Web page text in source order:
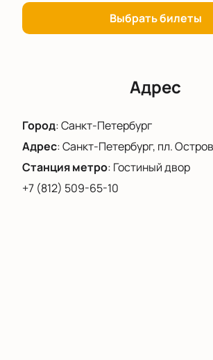
Выбрать билеты
Адрес
Город:Санкт-Петербург
Адрес:Санкт-Петербург, пл.
Станция метро: Гостиный двор
+7 (812) 509-65-10